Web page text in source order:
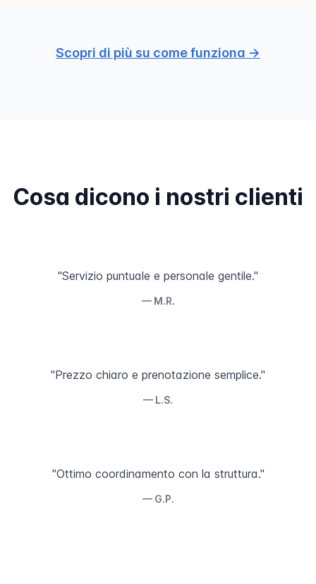
Scopri di più su come funziona →
Cosa dicono i nostri clienti
"Servizio puntuale e personale gentile."
— M.R.
"Prezzo chiaro e prenotazione semplice."
— L.S.
"Ottimo coordinamento con la struttura."
— G.P.